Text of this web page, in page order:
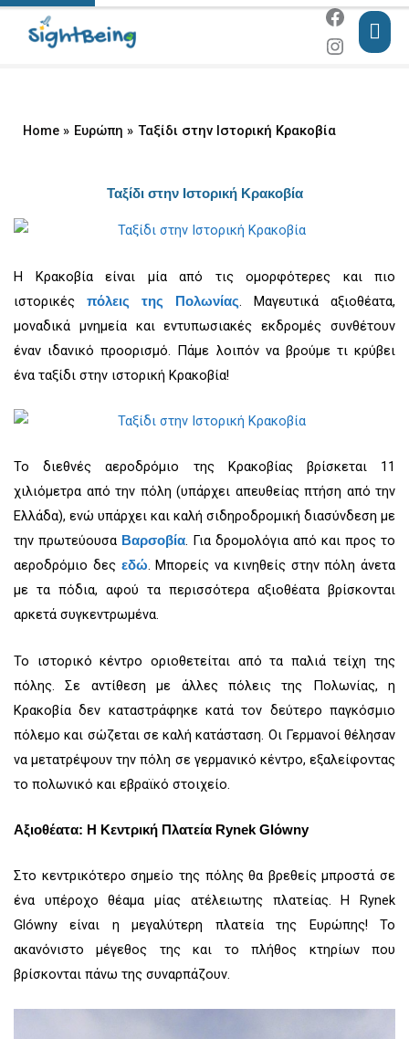
Skip
Home Ευρώπη Ταξίδι στην Ιστορική Κρακοβία
Ταξίδι στην Ιστορική Κρακοβία
Η Κρακοβία είναι μία από τις ομορφότερες και πιο
ιστορικές πόλεις της Πολωνίας
. Μαγευτικά αξιοθέατα,
μοναδικά μνημεία και εντυπωσιακές εκδρομές συνθέτουν
έναν ιδανικό προορισμό. Πάμε λοιπόν να βρούμε τι κρύβει
ένα ταξίδι στην ιστορική Κρακοβία!
Το διεθνές αεροδρόμιο της Κρακοβίας βρίσκεται 11
χιλιόμετρα από την πόλη (υπάρχει απευθείας πτήση από την
Ελλάδα), ενώ υπάρχει και καλή σιδηροδρομική διασύνδεση με
την πρωτεύουσα Βαρσοβία. Για δρομολόγια από και προς το
αεροδρόμιο δες εδώ. Μπορείς να κινηθείς στην πόλη άνετα
με τα πόδια, αφού τα περισσότερα αξιοθέατα βρίσκονται
αρκετά συγκεντρωμένα.
Το ιστορικό κέντρο οριοθετείται από τα παλιά τείχη της
πόλης. Σε αντίθεση με άλλες πόλεις της Πολωνίας, η
Κρακοβία δεν καταστράφηκε κατά τον δεύτερο παγκόσμιο
πόλεμο και σώζεται σε καλή κατάσταση. Οι Γερμανοί θέλησαν
να μετατρέψουν την πόλη σε γερμανικό κέντρο, εξαλείφοντας
το πολωνικό και εβραϊκό στοιχείο.
Αξιοθέατα: Η Κεντρική Πλατεία Rynek Glόwny
Στο κεντρικότερο σημείο της πόλης θα βρεθείς μπροστά σε
ένα υπέροχο θέαμα μίας ατέλειωτης πλατείας. Η Rynek
Glówny είναι η μεγαλύτερη πλατεία της Ευρώπης! Το
ακανόνιστο μέγεθος της και το πλήθος κτηρίων που
βρίσκονται πάνω της συναρπάζουν.